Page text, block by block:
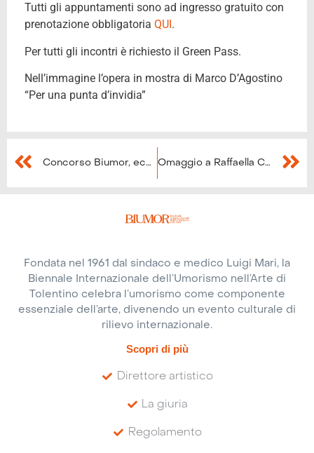
Tutti gli appuntamenti sono ad ingresso gratuito con
prenotazione obbligatoria QUI .
Per tutti gli incontri è richiesto il Green Pass.
Nell’immagine l’opera in mostra di Marco D’Agostino
“Per una punta d’invidia”
Concorso Biumor, ecco i finalisti Omaggio a Raffaella Carrà a Biumor
Fondata nel 1961 dal sindaco e medico Luigi Mari, la
Biennale Internazionale dell’Umorismo nell’Arte di
Tolentino celebra l’umorismo come componente
essenziale dell’arte, divenendo un evento culturale di
rilievo internazionale.
Scopri di più
Direttore artistico
La giuria
Regolamento